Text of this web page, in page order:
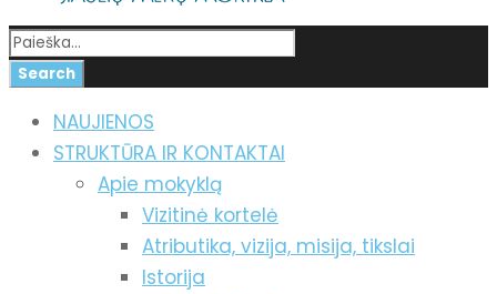
NAUJIENOS
STRUKTŪRA IR KONTAKTAI
Apie mokyklą
Vizitinė kortelė
Atributika, vizija, misija, tikslai
Istorija